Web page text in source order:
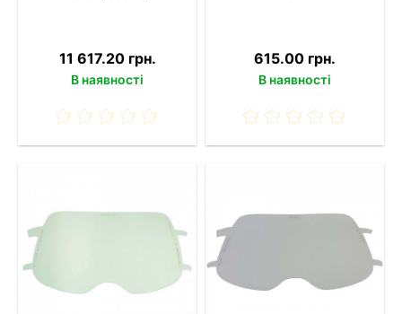
11 617.20 грн.
В наявності
615.00 грн.
В наявності